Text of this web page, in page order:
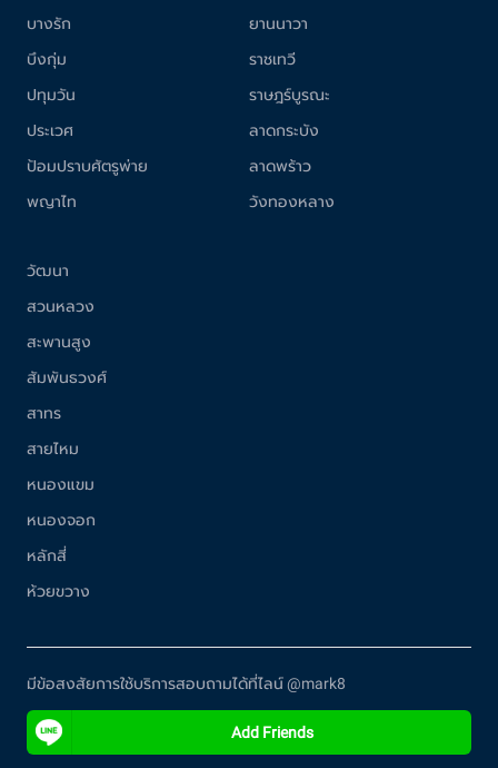
บางรัก
บึงกุ่ม
ปทุมวัน
ประเวศ
ป้อมปราบศัตรูพ่าย
พญาไท
ยานนาวา
ราชเทวี
ราษฎร์บูรณะ
ลาดกระบัง
ลาดพร้าว
วังทองหลาง
วัฒนา
สวนหลวง
สะพานสูง
สัมพันธวงศ์
สาทร
สายไหม
หนองแขม
หนองจอก
หลักสี่
ห้วยขวาง
มีข้อสงสัยการใช้บริการสอบถามได้ที่ไลน์ @mark8
Add Friends